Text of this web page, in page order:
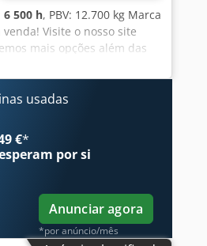
6 500 h, PBV: 12.700 kg Marca
Visite o nosso site
mais opções além das
qualquer momento. Todas
Precisa de fotos? Basta
em neerlandês, inglês,
fiáveis. Dcjdpfx Aey R
usadas
€*
por si
Anunciar agora
*por anúncio/mês